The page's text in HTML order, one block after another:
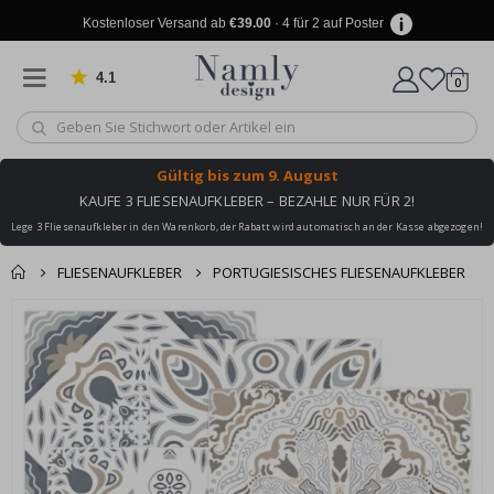
Kostenloser Versand ab €39.00· 4 für 2 auf Poster
4.1 von 1029 Bewertungen
Wagen
0
Gültig bis zum 9. August
KAUFE 3 FLIESENAUFKLEBER – BEZAHLE NUR FÜR 2!
Lege 3 Fliesenaufkleber in den Warenkorb, der Rabatt wird automatisch an der Kasse abgezogen!
FLIESENAUFKLEBER PORTUGIESISCHES FLIESENAUFKLEBER
Produkt zum
Warenkorb
hinzugefügt ✔️
Kostenloser Versand
erreicht!
Zum
Ende
Bildgalerie
springen